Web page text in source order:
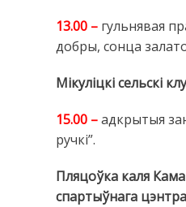
13.00 –гульнявая
добры, сонца
Мікуліцкі сельскі
15.00 –адкрытыя
ручкі”.
Пляцоўка каля
спартыўнага цэнтра